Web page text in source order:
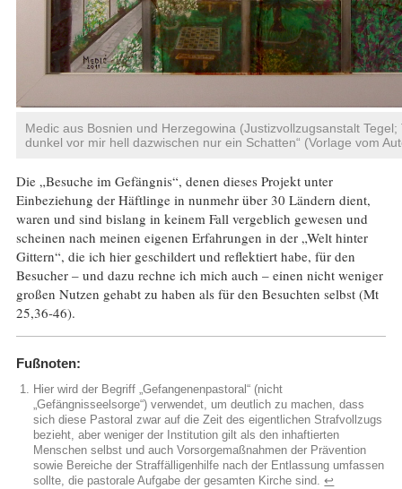
Medic aus Bosnien und Herzegowina (Justizvollzugsanstalt Tegel;
dunkel vor mir hell dazwischen nur ein Schatten“ (Vorlage vom
Die „Besuche im Gefängnis“, denen dieses Projekt unter
Einbeziehung der Häftlinge in nunmehr über 30 Ländern dient,
waren und sind bislang in keinem Fall vergeblich gewesen und
scheinen nach meinen eigenen Erfahrungen in der „Welt hinter
Gittern“, die ich hier geschildert und reflektiert habe, für den
Besucher – und dazu rechne ich mich auch – einen nicht weniger
großen Nutzen gehabt zu haben als für den Besuchten selbst (Mt
25,36-46).
Fußnoten:
Hier wird der Begriff „Gefangenenpastoral“ (nicht
„Gefängnisseelsorge“) verwendet, um deutlich zu machen, dass
sich diese Pastoral zwar auf die Zeit des eigentlichen Strafvollzugs
bezieht, aber weniger der Institution gilt als den inhaftierten
Menschen selbst und auch Vorsorgemaßnahmen der Prävention
sowie Bereiche der Straffälligenhilfe nach der Entlassung umfassen
sollte, die pastorale Aufgabe der gesamten Kirche sind.↩︎